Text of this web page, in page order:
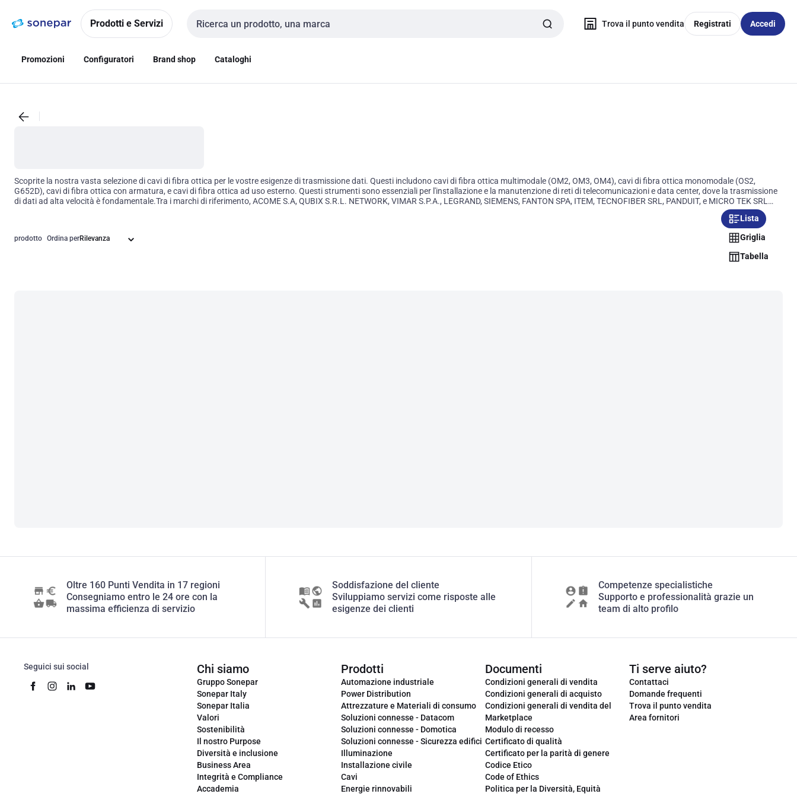
navigazionealla
Prodotti e Servizi
Cerca input
Trova il punto vendita Registrati Accedi
Promozioni Configuratori Brand shop Cataloghi
Scoprite la nostra vasta selezione di cavi di fibra ottica per le vostre esigenze di trasmissione dati. Questi includono cavi di fibra ottica multimodale (OM2, OM3, OM4), cavi di fibra ottica monomodale (OS2,
G652D), cavi di fibra ottica con armatura, e cavi di fibra ottica ad uso esterno. Questi strumenti sono essenziali per l'installazione e la manutenzione di reti di telecomunicazioni e data center, dove la trasmissione
di dati ad alta velocità è fondamentale.Tra i marchi di riferimento, ACOME S.A, QUBIX S.R.L. NETWORK, VIMAR S.P.A., LEGRAND, SIEMENS, FANTON SPA, ITEM, TECNOFIBER SRL, PANDUIT, e MICRO TEK SRL
offrono una gamma di prodotti di alta qualità e versatilità, adatti a diverse esigenze e applicazioni. Questi marchi sono conosciuti per l'innovazione e la durabilità dei loro prodotti.I cavi di fibra ottica sono una
componente cruciale di qualsiasi infrastruttura di rete data la loro capacità di trasmettere grandi quantità di dati a velocità elevate. Sia per brevi che per lunghe distanze, la scelta del tipo di cavo (OM2, OM3, OM4,
prodotto Ordina per
Lista
Griglia
Tabella
Oltre 160 Punti Vendita in 17 regioni
Consegniamo entro le 24 ore con la
massima efficienza di servizio
Soddisfazione del cliente
Sviluppiamo servizi come risposte alle
esigenze dei clienti
Competenze specialistiche
Supporto e professionalità grazie un
team di alto profilo
Seguici sui social Chi siamo
Gruppo Sonepar
Sonepar Italy
Sonepar Italia
Valori
Sostenibilità
Il nostro Purpose
Diversità e inclusione
Business Area
Integrità e Compliance
Accademia
Prodotti
Automazione industriale
Power Distribution
Attrezzature e Materiali di consumo
Soluzioni connesse - Datacom
Soluzioni connesse - Domotica
Soluzioni connesse - Sicurezza edifici
Illuminazione
Installazione civile
Cavi
Energie rinnovabili
Documenti
Condizioni generali di vendita
Condizioni generali di acquisto
Condizioni generali di vendita del
Marketplace
Modulo di recesso
Certificato di qualità
Certificato per la parità di genere
Codice Etico
Code of Ethics
Politica per la Diversità, Equità
Ti serve aiuto?
Contattaci
Domande frequenti
Trova il punto vendita
Area fornitori